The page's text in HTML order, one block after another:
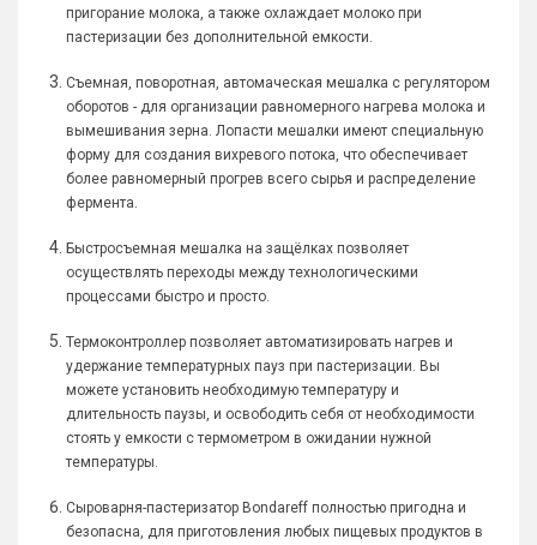
пригорание молока, а также охлаждает молоко при
пастеризации без дополнительной емкости.
Съемная, поворотная, автомаческая мешалка с регулятором
оборотов - для организации равномерного нагрева молока и
вымешивания зерна. Лопасти мешалки имеют специальную
форму для создания вихревого потока, что обеспечивает
более равномерный прогрев всего сырья и распределение
фермента.
Быстросъемная мешалка на защёлках позволяет
осуществлять переходы между технологическими
процессами быстро и просто.
Термоконтроллер позволяет автоматизировать нагрев и
удержание температурных пауз при пастеризации. Вы
можете установить необходимую температуру и
длительность паузы, и освободить себя от необходимости
стоять у емкости с термометром в ожидании нужной
температуры.
Сыроварня-пастеризатор Bondareff полностью пригодна и
безопасна, для приготовления любых пищевых продуктов в